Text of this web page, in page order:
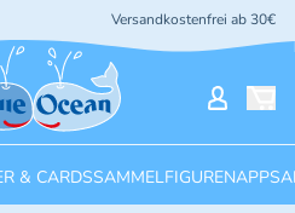
Versandkostenfrei ab 30€
& CARDSSAMMELFIGURENAPPS